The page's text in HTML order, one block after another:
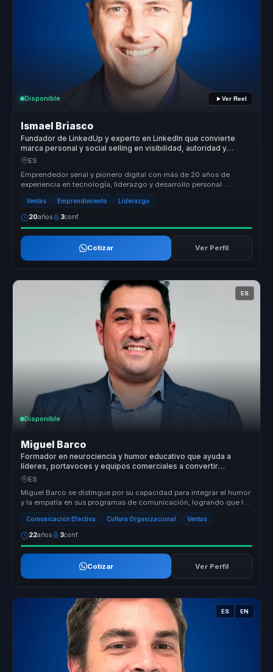
Disponible Ver Reel
Ismael Briasco
Fundador de LinkedUp y experto en LinkedIn que convierte
marca personal y social selling en visibilidad, autoridad y
crecimiento comercial para empresas.
ES
Emprendedor serial y pionero digital con más de 20 años de
experiencia en tecnología, liderazgo y desarrollo personal.
Fundador y CEO de ...
Ventas Emprendimiento Liderazgo
20años 3conf.
Cotizar Ver Perfil
ES
Disponible
Miguel Barco
Formador en neurociencia y humor educativo que ayuda a
líderes, portavoces y equipos comerciales a convertir
comunicación en claridad, persuasión y cohesión.
ES
Miguel Barco se distingue por su capacidad para integrar el humor
y la empatía en sus programas de comunicación, logrando que los
partici...
Comunicación Efectiva Cultura Organizacional Ventas
22años 3conf.
Cotizar Ver Perfil
ES EN